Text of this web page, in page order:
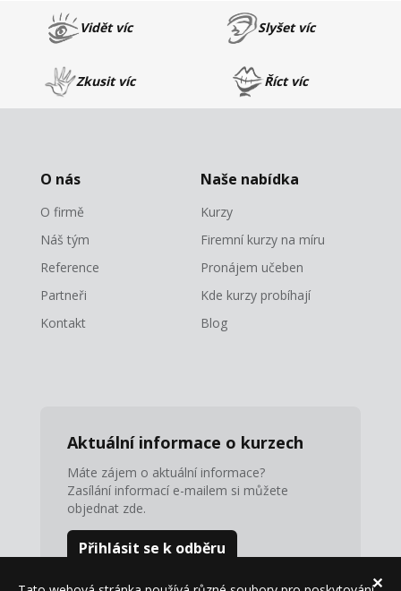
✕
Vidět víc Slyšet víc
Zkusit víc Říct víc
O nás
O firmě
Náš tým
Reference
Partneři
Kontakt
Naše nabídka
Kurzy
Firemní kurzy na míru
Pronájem učeben
Kde kurzy probíhají
Blog
Aktuální informace o kurzech
Máte zájem o aktuální informace?
Zasílání informací e-mailem si můžete
objednat zde.
Přihlásit se k odběru